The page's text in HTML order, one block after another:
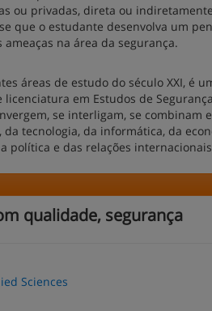
ou privadas, direta ou
que o estudante desenvolva um
na área da segurança.
áreas de estudo do século XXI, é
em Estudos de
se interligam, se combinam
tecnologia, da informática, da
política e das relações
qualidade, segurança
Sciences